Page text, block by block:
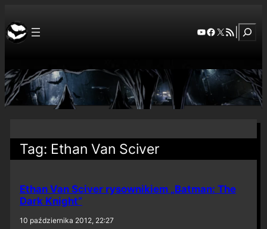
YouTube
Facebook
X RSS Feed
Tag: Ethan Van Sciver
Ethan Van Sciver rysownikiem „Batman: The
Dark Knight”
10 października 2012, 22:27